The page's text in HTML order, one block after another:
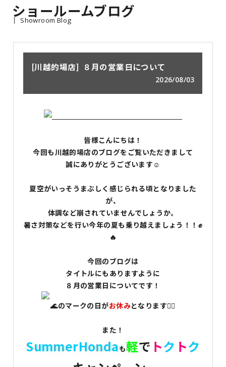
ショールームブログ
Showroom Blog
川越的場店 ８月の営業日について
2026/08/03
皆様こんにちは！
今回も川越的場店のブログをご覧いただきまして
誠にありがとうございます☺️
夏空がいっそうまぶしく感じられる頃となりました
が、
体調など崩されていませんでしょうか。
暑さ対策などを行い今年の夏も乗り越えましょう！！✊
🔥
今回のブログは
タイトルにもありますように
８月の営業日についてです！
🌊のマークの日がお休みとなります🙇‍♀️
また！
SummerHonda も軽で トク トク